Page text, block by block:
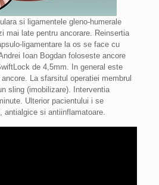
si ligamentele gleno-humerale
mai late pentru ancorare. Reinsertia
ligamentare la os se face cu
Ioan Bogdan foloseste ancore
de 4,5mm. In general este
La sfarsitul operatiei membrul
sling (imobilizare). Interventia
Ulterior pacientului i se
antialgice si antiinflamatoare.